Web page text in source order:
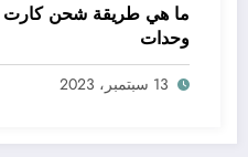
وحدات
13 سبتمبر، 2023